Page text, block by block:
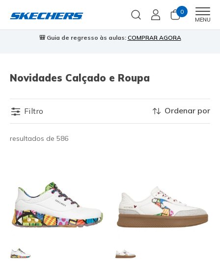
0
MENU
🎒 Guia de regresso às aulas: COMPRAR AGORA
Novidades Calçado e Roupa
Filtro
resultados de 586
Ordenar por